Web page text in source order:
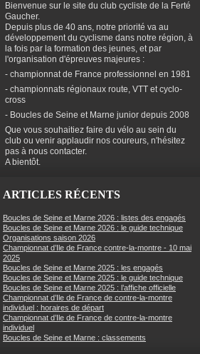
Bienvenue sur le site du club cycliste de la Ferté
Gaucher.
Depuis plus de 40 ans, notre priorité va au
développement du cyclisme dans notre région, à
la fois par la formation des jeunes, et par
l'organisation d'épreuves majeures :
- championnat de France professionnel en 1981
- championnats régionaux route, VTT et cyclo-
cross
- Boucles de Seine et Marne junior depuis 2008
Que vous souhaitiez faire du vélo au sein du
club ou venir applaudir nos coureurs, n'hésitez
pas à nous contacter.
A bientôt.
ARTICLES RÉCENTS
Boucles de Seine et Marne 2026 : listes des engagés
Boucles de Seine et Marne 2026 : le guide technique
Organisations saison 2026
Championnat d’Ile de France contre-la-montre - 10 mai
2025
Boucles de Seine et Marne 2025 : les engagés
Boucles de Seine et Marne 2025 : le guide technique
Boucles de Seine et Marne 2025 : l’affiche officielle
Championnat d’Ile de France de contre-la-montre
individuel : horaires de départ
Championnat d’Ile de France de contre-la-montre
individuel
Boucles de Seine et Marne : classements